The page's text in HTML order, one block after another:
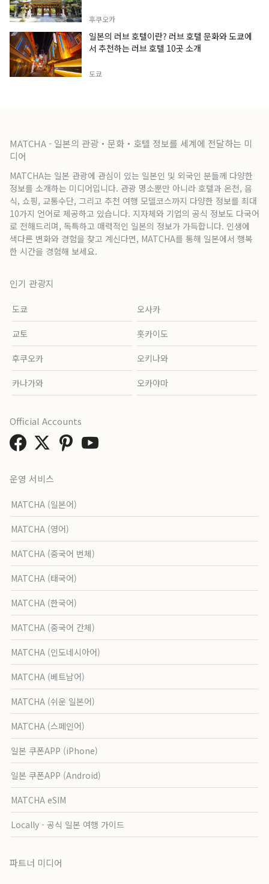
후쿠오카
일본의 러브 호텔이란? 러브 호텔 문화와 도쿄에
서 추천하는 러브 호텔 10곳 소개
도쿄
MATCHA - 일본의 관광・문화・호텔 정보를 세계에 전달하는 미
디어
MATCHA는 일본 관광에 관심이 있는 일본인 및 외국인 분들께 다양한
정보를 소개하는 미디어입니다. 관광 명소뿐만 아니라 호텔과 온천, 음
식, 쇼핑, 교통수단, 그리고 추천 여행 모델코스까지 다양한 정보를 최대
10가지 언어로 제공하고 있습니다. 지자체와 기업의 공식 정보도 다국어
로 전해드리며, 독특하고 매력적인 일본의 정보가 가득합니다. 인생에
색다른 변화와 경험을 찾고 계신다면, MATCHA를 통해 일본에서 행복
한 시간을 경험해 보세요.
인기 관광지
도쿄 오사카
교토 홋카이도
후쿠오카 오키나와
카나가와 오카야마
운영 서비스
MATCHA (일본어)
MATCHA (영어)
MATCHA (중국어 번체)
MATCHA (태국어)
MATCHA (한국어)
MATCHA (중국어 간체)
MATCHA (인도네시아어)
MATCHA (베트남어)
MATCHA (쉬운 일본어)
MATCHA (스페인어)
일본 쿠폰APP (iPhone)
일본 쿠폰APP (Android)
MATCHA eSIM
Locally - 공식 일본 여행 가이드
파트너 미디어
Official Accounts